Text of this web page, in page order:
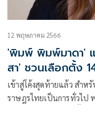
12 พฤษภาคม 2566
'พิมพ์ พิมพ์มาดา'
สา' ชวนเลือกตั้ง
เข้าสู่โค้งสุดท้ายแล้ว สำห
ราษฎรไทยเป็นการทั่วไป